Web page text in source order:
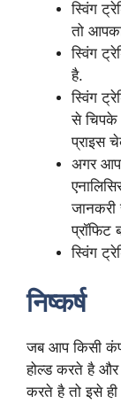
स्विंग
तो
स्विंग
है.
स्विंग
से चिपके
प्राइस
अगर
प्रॉफिट
स्विंग
निष्कर्ष
जब आप किसी
होल्ड करते है और
करते है तो इसे